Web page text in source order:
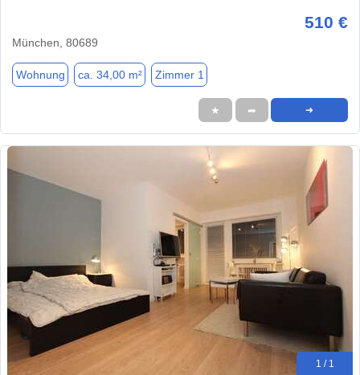
510 €
München, 80689
Wohnung ca. 34,00 m² Zimmer 1
★ ➦ ➜
1 / 1